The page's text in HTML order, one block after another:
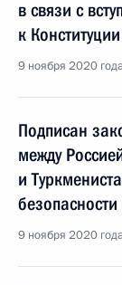
в связи с
к Конституции
9 ноября 2020
Подписан
между
и
безопасности
9 ноября 2020